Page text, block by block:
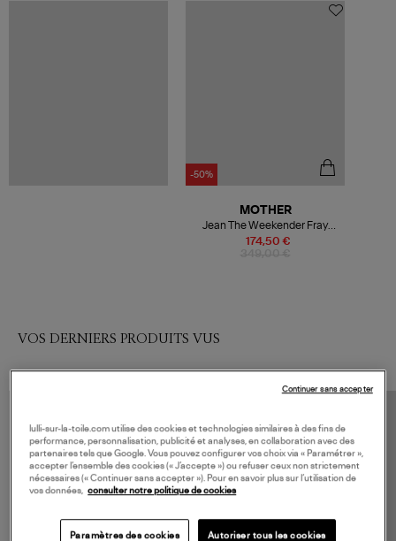
-50%
174,50 €
MOTHER
Jean The Weekender Fray
Denim Sweat Dreams
VOS DERNIERS PRODUITS VUS
lulli-sur-la-toile.com utilise des cookies et technologies similaires à des fins de
performance, personnalisation, publicité et analyses, en collaboration avec des
partenaires tels que Google. Vous pouvez configurer vos choix via « Paramétrer »,
accepter l’ensemble des cookies (« J’accepte ») ou refuser ceux non strictement
nécessaires (« Continuer sans accepter »). Pour en savoir plus sur l’utilisation de
vos données, consulter notre politique de cookies
Paramètres des cookies Autoriser tous les cookies
Continuer sans accepter